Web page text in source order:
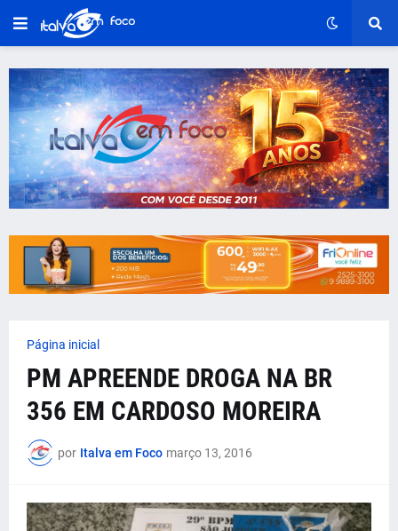
Página inicial
PM APREENDE DROGA NA BR
356 EM CARDOSO MOREIRA
por Italva em Foco março 13, 2016